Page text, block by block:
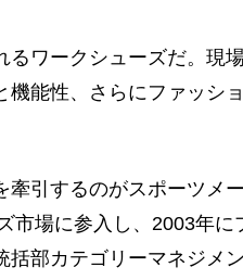
るワークシューズだ。現
機能性、さらにファッシ
引するのがスポーツメ
市場に参入し、2003年
括部カテゴリーマネジメ